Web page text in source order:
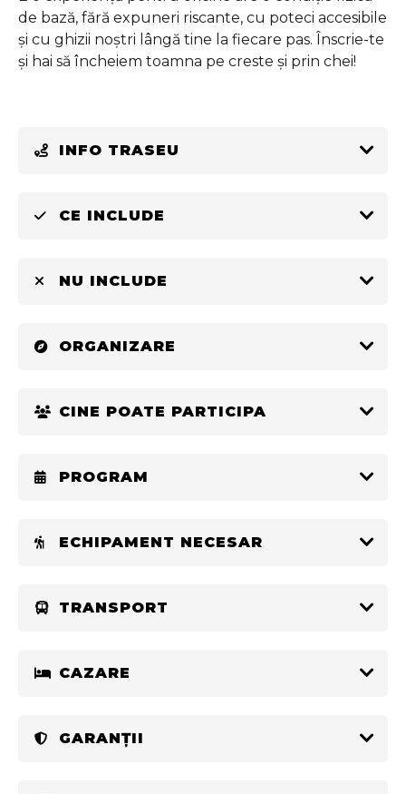
de bază, fără expuneri riscante, cu poteci accesibile
și cu ghizii noștri lângă tine la fiecare pas. Înscrie-te
și hai să încheiem toamna pe creste și prin chei!
INFO TRASEU
CE INCLUDE
NU INCLUDE
ORGANIZARE
CINE POATE PARTICIPA
PROGRAM
ECHIPAMENT NECESAR
TRANSPORT
CAZARE
GARANȚII